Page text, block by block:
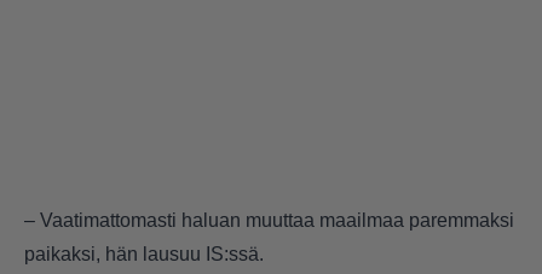
– Vaatimattomasti haluan muuttaa maailmaa paremmaksi
paikaksi, hän lausuu IS:ssä.